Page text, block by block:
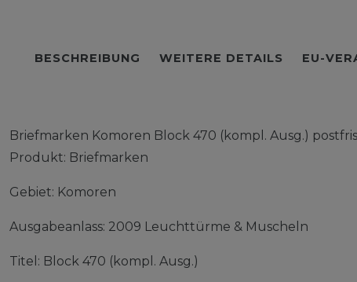
BESCHREIBUNG WEITERE DETAILS EU-
Briefmarken Komoren Block 470 (kompl. Ausg.)
Produkt: Briefmarken
Gebiet: Komoren
Ausgabeanlass: 2009 Leuchttürme & Muscheln
Titel: Block 470 (kompl. Ausg.)